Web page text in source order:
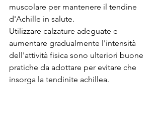
muscolare per mantenere il tendine
d'Achille in salute.
Utilizzare calzature adeguate e
aumentare gradualmente l'intensità
dell'attività fisica sono ulteriori buone
pratiche da adottare per evitare che
insorga la tendinite achillea.